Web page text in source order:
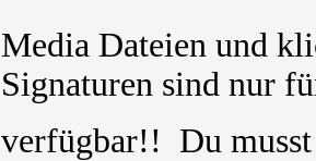
Media Dateien und
Signaturen sind nur
verfügbar!! Du